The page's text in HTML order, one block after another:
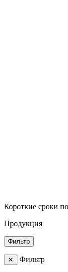
Короткие сроки
Продукция
Фильтр
✕ Фильтр